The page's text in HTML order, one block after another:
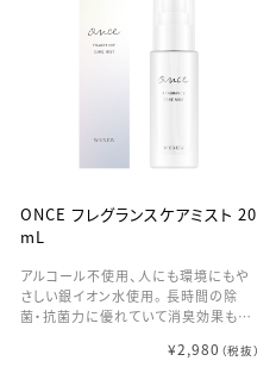
能。 頭皮や肌を濡らして使用すること
で、より効果を体感できます。 ※1刺激
をめぐらせるように動かすこと ※2引き
上げるように動かすこと ※3角質層ま
剤は【医薬部外品】の商品 厚生労働省
合した商品です。 薬用育毛剤で頭皮環
境を整え、「ボリューム感やハリコシ」の
女性ホルモン「エチニルエストラジオー
ル」配合※１ 女性ホルモン成分を頭皮
く、抜けにくい髪を育みます。 「エチニ
ルエストラジオール」は育毛剤の有効
成分として認められています。 ※１身体
へ直接女性ホルモンを補給するもので
はありません。 ※２角質層まで ■常在
菌に着目し、頭皮環境を整える２つの
有効成分配合 ふけ・かゆみを防ぎ、太
く長い髪の土台となる頭皮環境を整え
ONCE フレグランスケアミスト 20
mL
アルコール不使用、人にも環境にもや
さしい銀イオン水使用。 長時間の除
菌・抗菌力に優れていて消臭効果もあ
水”で作られています。純水99.9％でで
¥2,980 （税抜）